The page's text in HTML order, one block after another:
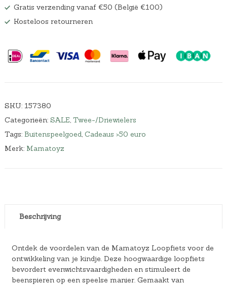
Gratis verzending vanaf €50 (België €100)
Kosteloos retourneren
SKU: 157380
Categorieën: SALE, Twee-/Driewielers
Tags: Buitenspeelgoed, Cadeaus >50 euro
Merk: Mamatoyz
Beschrijving
Ontdek de voordelen van de Mamatoyz Loopfiets voor de
ontwikkeling van je kindje. Deze hoogwaardige loopfiets
bevordert evenwichtsvaardigheden en stimuleert de
beenspieren op een speelse manier. Gemaakt van